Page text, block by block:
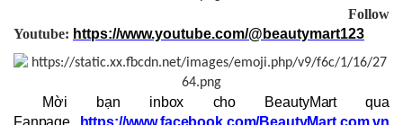
Follow
Youtube: https://www.youtube.com/@beautymart123
Mời bạn inbox cho BeautyMart qua
Fanpage
https://www.facebook.com/BeautyMart.com.vn